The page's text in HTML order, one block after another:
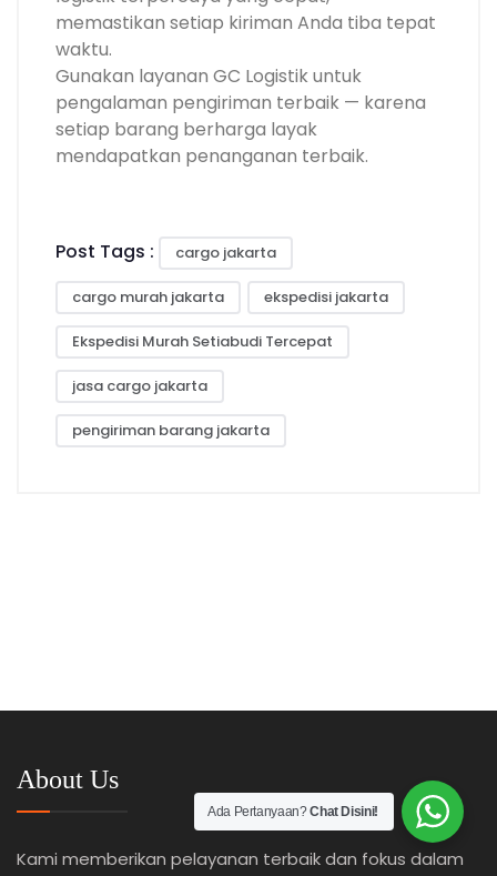
memastikan setiap kiriman Anda tiba tepat
waktu.
Gunakan layanan GC Logistik untuk
pengalaman pengiriman terbaik — karena
setiap barang berharga layak
mendapatkan penanganan terbaik.
Post Tags : cargo jakarta
cargo murah jakarta ekspedisi jakarta
Ekspedisi Murah Setiabudi Tercepat
jasa cargo jakarta
pengiriman barang jakarta
About Us
Kami memberikan pelayanan terbaik dan fokus dalam
Ada Pertanyaan?Chat Disini!